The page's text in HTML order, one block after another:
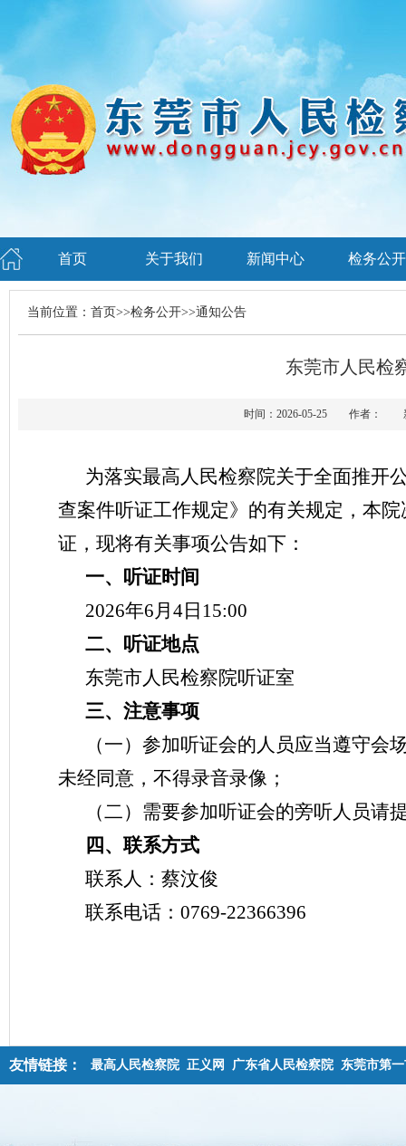
首页 关于我们 新闻中心 检务公开
当前位置： 首页>>检务公开>>通知公告
东莞市人民检
时间：2026-05-25 作者：
为落实最高人民检察院关于全面推开
查案件听证工作规定》的有关规定，本
证，现将有关事项公告如下：
一、听证时间
2026年6月4日15:00
二、听证地点
东莞市人民检察院听证室
三、注意事项
（一）参加听证会的人员应当遵守
未经同意，不得录音录像；
（二）需要参加听证会的旁听人员请
四、联系方式
联系人：蔡汶俊
联系电话：0769-22366396
友情链接： 最高人民检察院 正义网 广东省人民检察院 东莞市第